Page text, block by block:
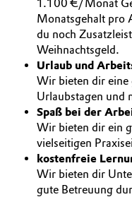
Composites
Consumer Goods
Electronics &
Energy,
Food & Beverage
ESHQ
Einkauf
Governance &
Allgemeine
(AVB)
Business Lines
1.100 €/Monat
Monatsgehalt pro
du noch
Weihnachtsgeld.
Urlaub und
Wir bieten dir
Urlaubstagen und
Spaß bei der
Wir bieten dir ein
vielseitigen
kostenfreie
Wir bieten dir
gute Betreuung